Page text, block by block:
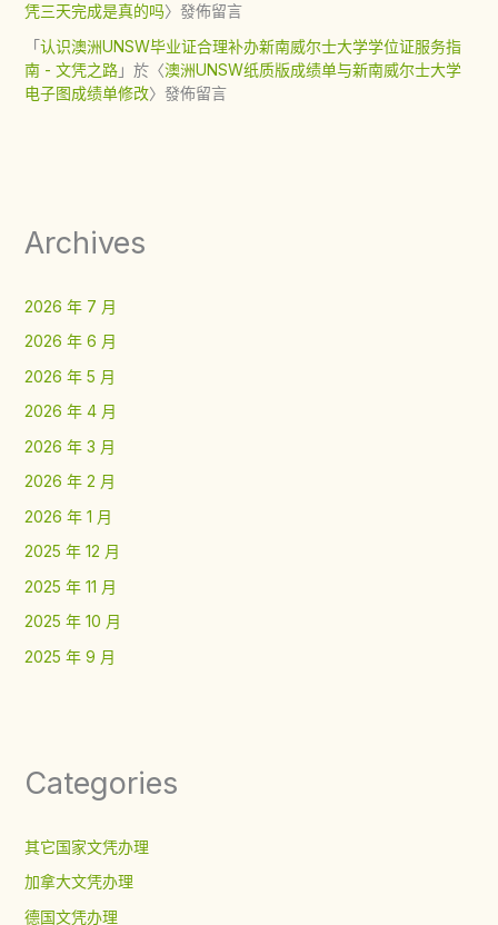
凭三天完成是真的吗〉發佈留言
「认识澳洲UNSW毕业证合理补办新南威尔士大学学位证服务指
南 - 文凭之路」於〈澳洲UNSW纸质版成绩单与新南威尔士大学
电子图成绩单修改〉發佈留言
Archives
2026 年 7 月
2026 年 6 月
2026 年 5 月
2026 年 4 月
2026 年 3 月
2026 年 2 月
2026 年 1 月
2025 年 12 月
2025 年 11 月
2025 年 10 月
2025 年 9 月
Categories
其它国家文凭办理
加拿大文凭办理
德国文凭办理